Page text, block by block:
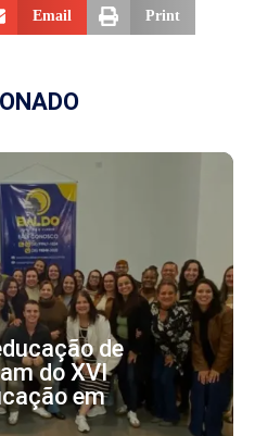
Email Print
de
do XVI
em